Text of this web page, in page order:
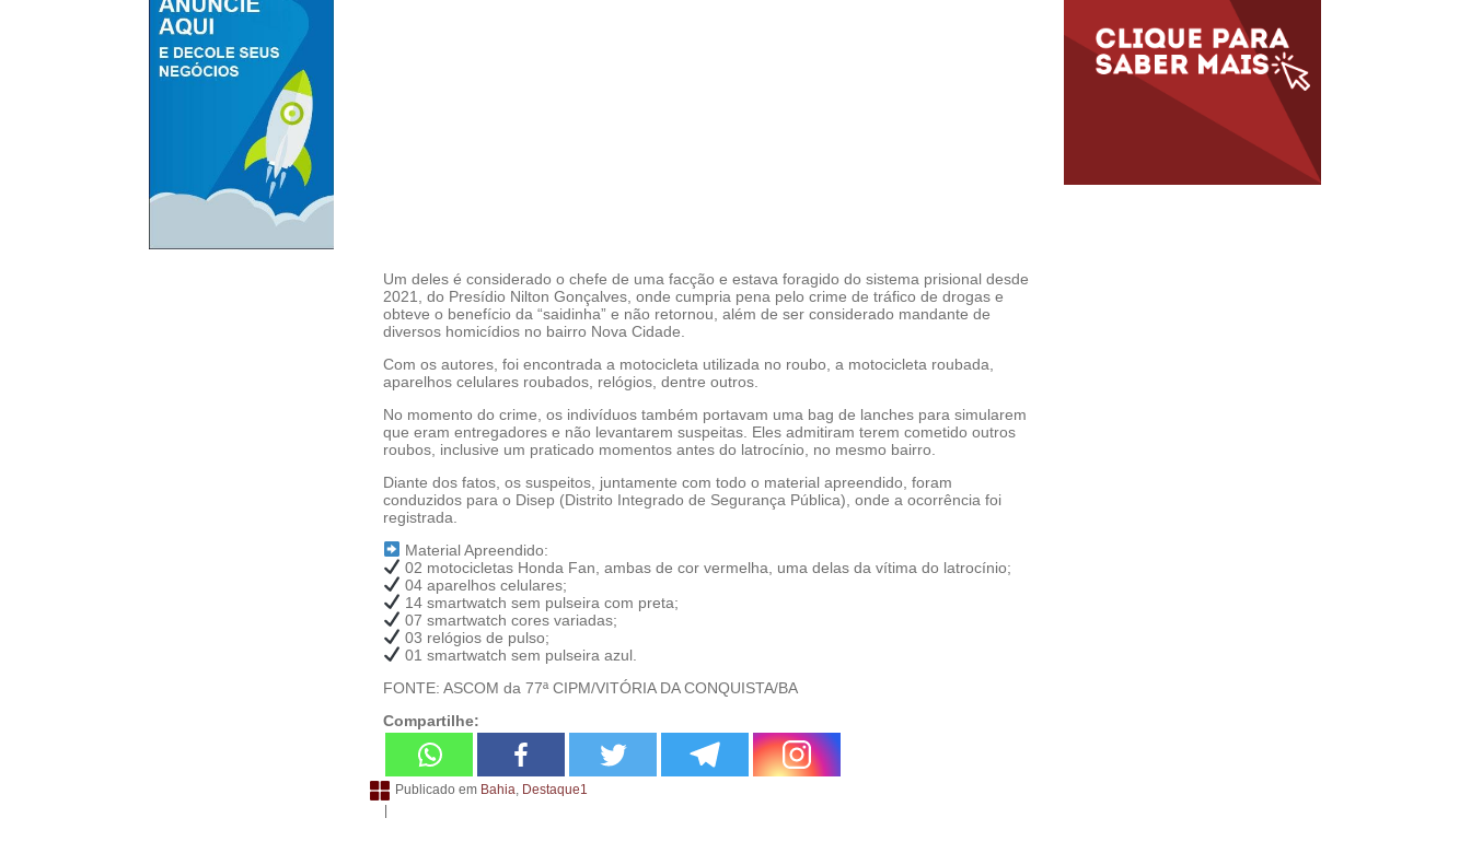
Um deles é considerado o chefe de uma facção e estava foragido do sistema prisional desde
2021, do Presídio Nilton Gonçalves, onde cumpria pena pelo crime de tráfico de drogas e
obteve o benefício da “saidinha” e não retornou, além de ser considerado mandante de
diversos homicídios no bairro Nova Cidade.
Com os autores, foi encontrada a motocicleta utilizada no roubo, a motocicleta roubada,
aparelhos celulares roubados, relógios, dentre outros.
No momento do crime, os indivíduos também portavam uma bag de lanches para simularem
que eram entregadores e não levantarem suspeitas. Eles admitiram terem cometido outros
roubos, inclusive um praticado momentos antes do latrocínio, no mesmo bairro.
Diante dos fatos, os suspeitos, juntamente com todo o material apreendido, foram
conduzidos para o Disep (Distrito Integrado de Segurança Pública), onde a ocorrência foi
registrada.
Material Apreendido:
02 motocicletas Honda Fan, ambas de cor vermelha, uma delas da vítima do latrocínio;
04 aparelhos celulares;
14 smartwatch sem pulseira com preta;
07 smartwatch cores variadas;
03 relógios de pulso;
01 smartwatch sem pulseira azul.
FONTE: ASCOM da 77ª CIPM/VITÓRIA DA CONQUISTA/BA
Compartilhe:
Publicado em Bahia Destaque1
|